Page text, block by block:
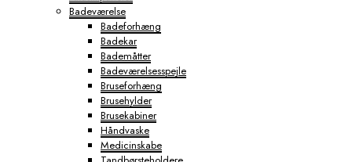
Badeværelse
Badeforhæng
Badekar
Bademåtter
Badeværelsesspejle
Bruseforhæng
Brusehylder
Brusekabiner
Håndvaske
Medicinskabe